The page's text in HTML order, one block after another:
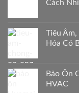
Cách
Tiêu
Hóa Có
Bảo Ôn
HVAC